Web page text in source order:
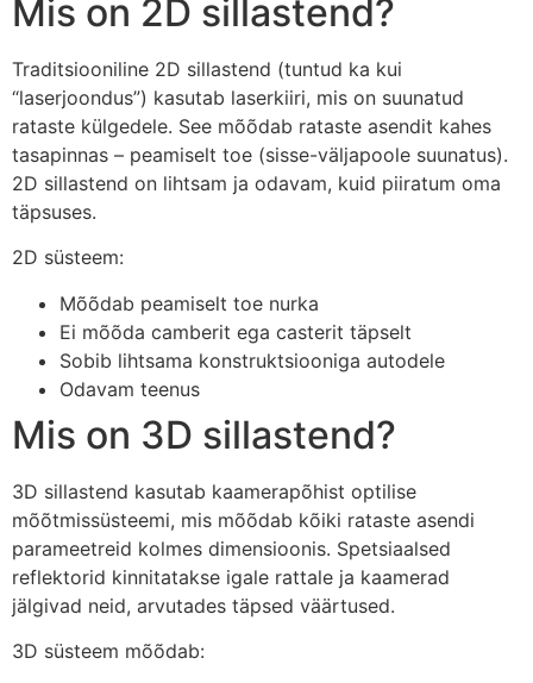
Mis on 2D sillastend?
Traditsiooniline 2D sillastend (tuntud ka kui
“laserjoondus”) kasutab laserkiiri, mis on suunatud
rataste külgedele. See mõõdab rataste asendit kahes
tasapinnas – peamiselt toe (sisse-väljapoole suunatus).
2D sillastend on lihtsam ja odavam, kuid piiratum oma
täpsuses.
2D süsteem:
Mõõdab peamiselt toe nurka
Ei mõõda camberit ega casterit täpselt
Sobib lihtsama konstruktsiooniga autodele
Odavam teenus
Mis on 3D sillastend?
3D sillastend kasutab kaamerapõhist optilise
mõõtmissüsteemi, mis mõõdab kõiki rataste asendi
parameetreid kolmes dimensioonis. Spetsiaalsed
reflektorid kinnitatakse igale rattale ja kaamerad
jälgivad neid, arvutades täpsed väärtused.
3D süsteem mõõdab: